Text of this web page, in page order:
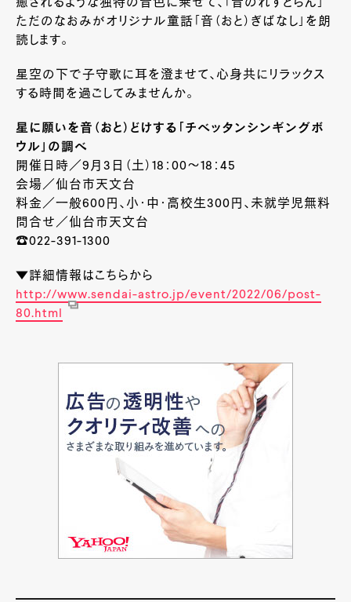
癒されるような独特の音色に乗せて、「音のれすとらん」
ただのなおみがオリジナル童話「音（おと）ぎばなし」を朗
読します。
星空の下で子守歌に耳を澄ませて、心身共にリラックス
する時間を過ごしてみませんか。
星に願いを音（おと）どけする「チベッタンシンギングボ
ウル」の調べ
開催日時／9月3日（土）18：00～18：45
会場／仙台市天文台
料金／一般600円、小・中・高校生300円、未就学児無料
問合せ／仙台市天文台
☎022-391-1300
▼詳細情報はこちらから
http://www.sendai-astro.jp/event/2022/06/post-
80.html